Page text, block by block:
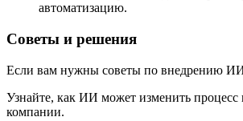
автоматизацию.
Советы и решения
Если вам нужны советы по внедрению
Узнайте, как ИИ может изменить
компании.